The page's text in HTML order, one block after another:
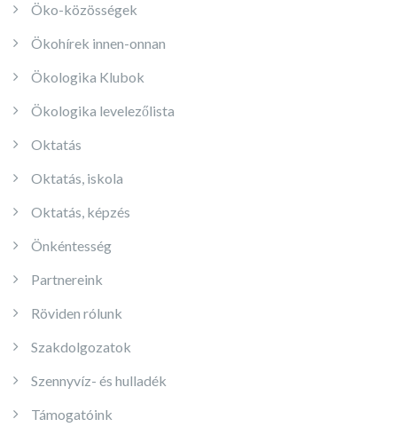
Öko-közösségek
Ökohírek innen-onnan
Ökologika Klubok
Ökologika levelezőlista
Oktatás
Oktatás, iskola
Oktatás, képzés
Önkéntesség
Partnereink
Röviden rólunk
Szakdolgozatok
Szennyvíz- és hulladék
Támogatóink